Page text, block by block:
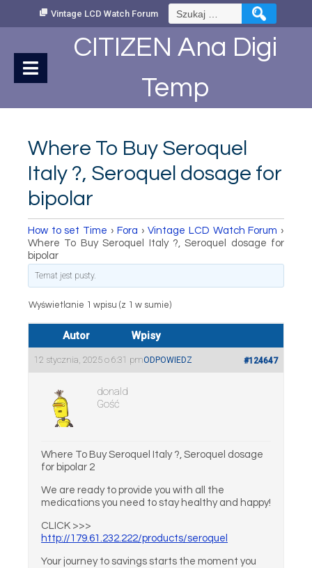
Vintage LCD Watch Forum Szukaj:
CITIZEN Ana Digi
Temp
Where To Buy Seroquel
Italy ?, Seroquel dosage for
bipolar
How to set Time › Fora › Vintage LCD Watch Forum ›
Where To Buy Seroquel Italy ?, Seroquel dosage for
bipolar
Temat jest pusty.
Wyświetlanie 1 wpisu (z 1 w sumie)
Autor Wpisy
12 stycznia, 2025 o 6:31 pm #124647
ODPOWIEDZ
donald
Gość
Where To Buy Seroquel Italy ?, Seroquel dosage
for bipolar 2
We are ready to provide you with all the
medications you need to stay healthy and happy!
CLICK >>>
http://179.61.232.222/products/seroquel
Your journey to savings starts the moment you